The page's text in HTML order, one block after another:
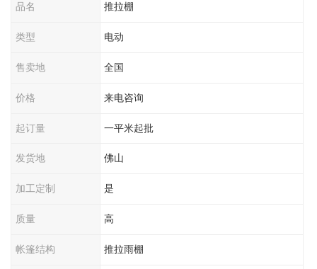
品名 推拉棚
类型 电动
售卖地 全国
价格 来电咨询
起订量 一平米起批
发货地 佛山
加工定制 是
质量 高
帐篷结构 推拉雨棚